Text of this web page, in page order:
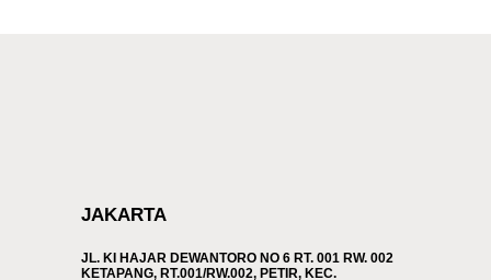
JAKARTA
JL. KI HAJAR DEWANTORO NO 6 RT. 001 RW. 002
KETAPANG, RT.001/RW.002, PETIR, KEC.